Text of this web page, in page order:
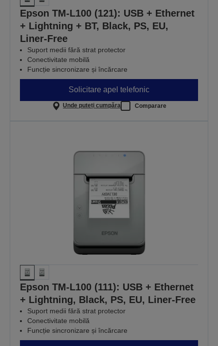
Epson TM-L100 (121): USB + Ethernet
+ Lightning + BT, Black, PS, EU,
Liner-Free
Suport medii fără strat protector
Conectivitate mobilă
Funcție sincronizare și încărcare
Solicitare apel telefonic
Unde puteți cumpăra Comparare
Epson TM-L100 (111): USB + Ethernet
+ Lightning, Black, PS, EU, Liner-Free
Suport medii fără strat protector
Conectivitate mobilă
Funcție sincronizare și încărcare